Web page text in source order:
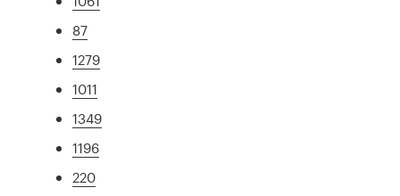
87
1279
1011
1349
1196
220